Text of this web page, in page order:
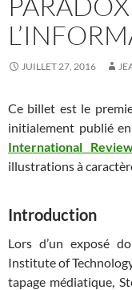
JUILLET 27, 2016
Ce billet est le
initialement publié
International
illustrations à
Introduction
Lors d’un exposé
Institute of
tapage médiatique,